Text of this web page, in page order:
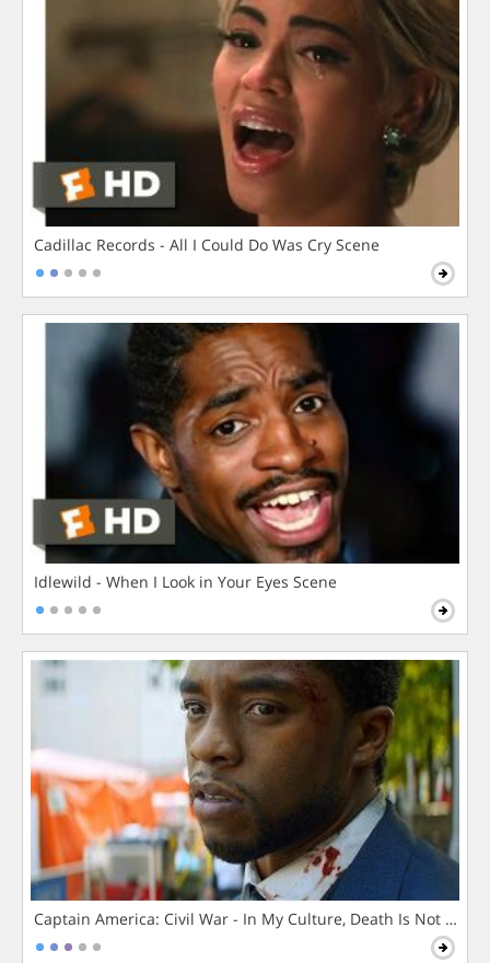
Cadillac Records - All I Could Do Was Cry Scene
Idlewild - When I Look in Your Eyes Scene
Captain America: Civil War - In My Culture, Death Is Not The